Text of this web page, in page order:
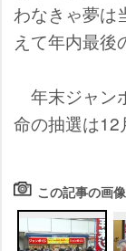
わなきゃ夢は
えて年内最後
年末ジャン
命の抽選は12
この記事の画像